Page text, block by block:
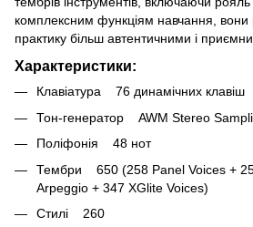
комплексним функціям навчання, вони
практику більш автентичними і
Характеристики:
Клавіатура 76 динамічних клавіш
Тон-генератор AWM Stereo
Поліфонія 48 нот
Тембри 650 (258 Panel Voices +
Arpeggio + 347 XGlite Voices)
Стилі 260